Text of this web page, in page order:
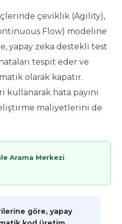
çeviklik (Agility),
Flow) modeline
yapay zeka destekli test
tespit eder ve
olarak kapatır.
kullanarak hata payını
maliyetlerini de
Arama Merkezi
göre, yapay